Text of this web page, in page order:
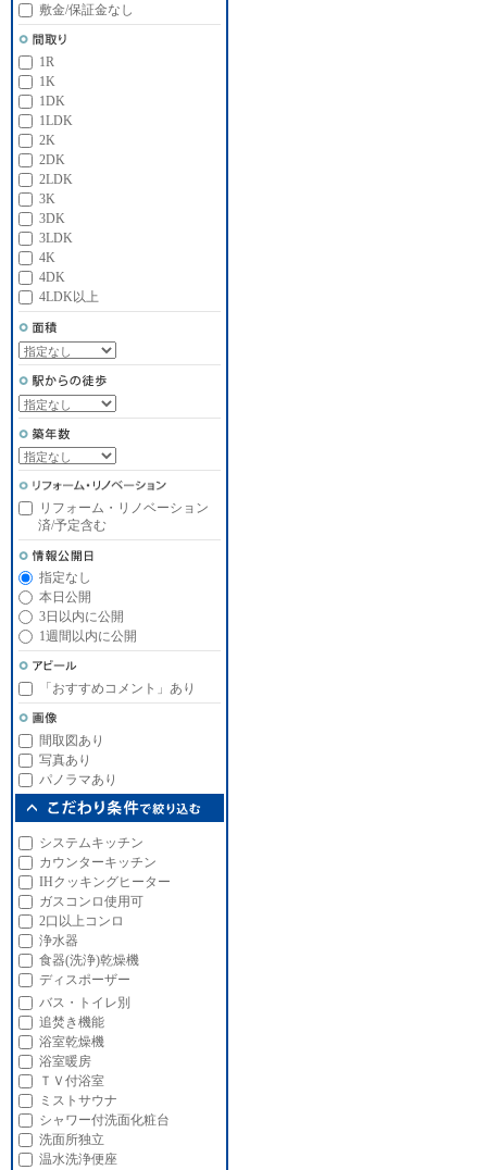
敷金/保証金なし
1R
1K
1DK
1LDK
2K
2DK
2LDK
3K
3DK
3LDK
4K
4DK
4LDK以上
リフォーム・リノベーション
済/予定含む
指定なし
本日公開
3日以内に公開
1週間以内に公開
「おすすめコメント」あり
間取図あり
写真あり
パノラマあり
システムキッチン
カウンターキッチン
IHクッキングヒーター
ガスコンロ使用可
2口以上コンロ
浄水器
食器(洗浄)乾燥機
ディスポーザー
バス・トイレ別
追焚き機能
浴室乾燥機
浴室暖房
ＴＶ付浴室
ミストサウナ
シャワー付洗面化粧台
洗面所独立
温水洗浄便座